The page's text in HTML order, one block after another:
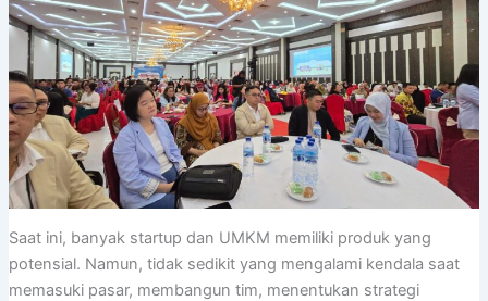
Saat ini, banyak startup dan UMKM memiliki produk yang
potensial. Namun, tidak sedikit yang mengalami kendala saat
memasuki pasar, membangun tim, menentukan strategi